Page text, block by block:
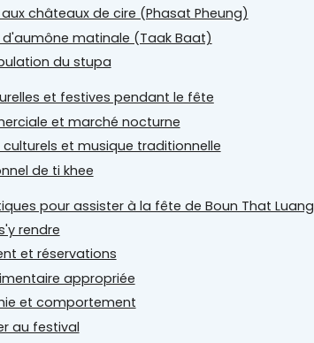
châteaux de cire (Phasat Pheung)
d'aumône matinale (Taak Baat)
du stupa
et festives pendant le fête
et marché nocturne
et musique traditionnelle
de ti khee
pour assister à la fête de Boun That Luang
rendre
et réservations
appropriée
et comportement
au festival